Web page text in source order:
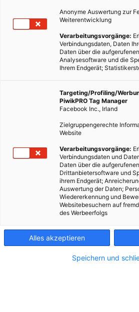
Anonyme Auswertung zur
Weiterentwicklung
Verarbeitungsvorgänge:
Verbindungsdaten, Daten
Daten über die
Analysesoftware und die
Ihrem Endgerät;
Targeting/Profiling/
PiwikPRO Tag Manager
Facebook Inc., Irland
Zielgruppengerechte
Website
Verarbeitungsvorgänge:
Verbindungsdaten und
Daten über die
Drittanbietersoftware und
ihrem Endgerät;
Auswertung der Daten;
Wiedererkennung und
Websitebesuchern auf
des Werbeerfolgs
Alles akzeptieren
Speichern und